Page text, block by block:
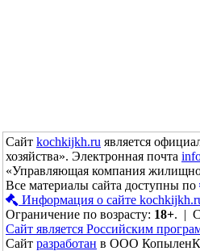
Сайт kochkijkh.ru является
хозяйства». Электронная почта
«Управляющая компания
Все материалы сайта доступны по
Информация о сайте
Ограничение по возрасту: 18+. |
Сайт является Российским
Сайт разработан в ООО